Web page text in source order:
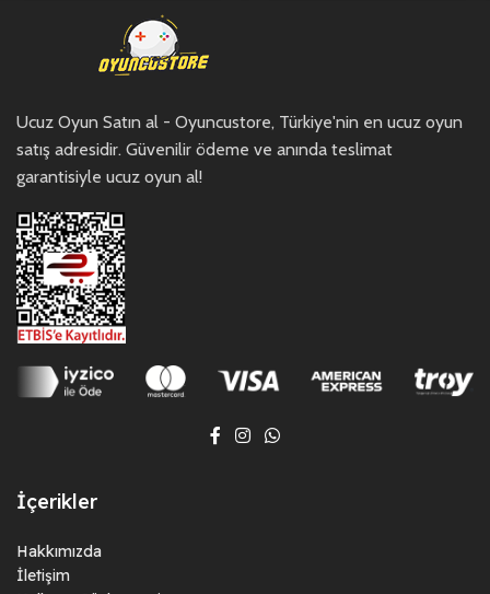
Ucuz Oyun Satın al - Oyuncustore, Türkiye'nin en ucuz oyun
satış adresidir. Güvenilir ödeme ve anında teslimat
garantisiyle ucuz oyun al!
İçerikler
Hakkımızda
İletişim